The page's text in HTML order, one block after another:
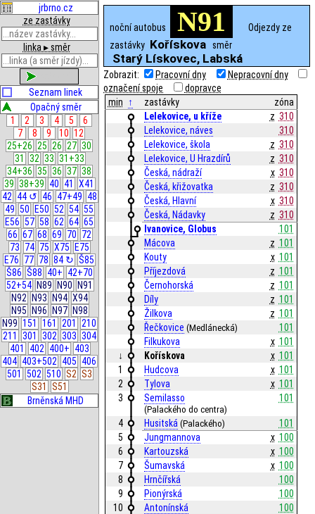
jrbrno.cz
ze zastávky
linka ▸ směr
Seznam linek
Opačný směr
1
2 3 4 5
6
7
8 9 10 12
25+26 25 26 27 30
31
32 33 31+33
34+36 35 36 37 38
39 38+39 40 41
X41
42 44 ↺ 46 47+49 48
49 50 E50 52 54 55
E56 57 58 62 64 65
66 67 68 69 70 72
73 74 75 X75
E75
E76 77 78 84 ↻ Š85
Š86 Š88 40+ 42+70
52+54 N89 N90
N91
N92
N93 N94 X94
N95
N96 N97 N98
N99 151 161 201
210
211
301 302 303 304
401
402 400+ 403
404 403+502 405 406
501
502 510 S2 S3
S31
S51
Brněnská MHD
noční autobus N91
Odjezdy ze
zastávky Kořískova směr
Starý Lískovec, Labská
Zobrazit: Pracovní dny
Nepracovní dny
označení spoje
dopravce
min
↑ zastávky
zóna
Lelekovice, u kříže
z 310
Lelekovice, náves
310
Lelekovice, škola
z 310
Lelekovice, U Hrazdírů
z 310
Česká, nádraží
x 310
Česká, křižovatka
z 310
Česká, Hlavní
x 310
Česká, Nádavky
z 310
Ivanovice, Globus
101
Mácova
z 101
Kouty
x 101
Příjezdová
z 101
Černohorská
z 101
Díly
z 101
Žilkova
z 101
Řečkovice (Medlánecká)
101
Filkukova
x 101
↓
Kořískova x 101
1
Hudcova x 101
2
Tylova x 101
3
Semilasso
(Palackého do centra)
101
4 Husitská (Palackého)
101
5
Jungmannova x 100
6
Kartouzská x 100
7
Šumavská x 100
8
Hrnčířská
100
9
Pionýrská
100
10
Antonínská
100